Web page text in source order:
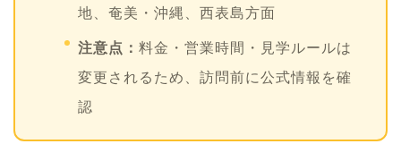
地、奄美・沖縄、西表島方面
注意点： 料金・営業時間・見学ルールは
変更されるため、訪問前に公式情報を確
認